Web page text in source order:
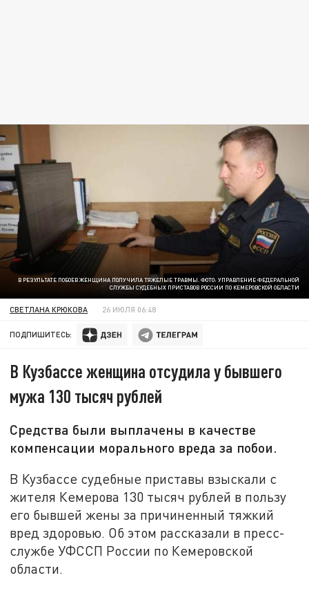
В РЕЗУЛЬТАТЕ ПОБОЕВ ЖЕНЩИНА ПОЛУЧИЛА ТЯЖЕЛЫЕ ТРАВМЫ. ФОТО: УПРАВЛЕНИЕ ФЕДЕРАЛЬНОЙ
СЛУЖБЫ СУДЕБНЫХ ПРИСТАВОВ РОССИИ ПО КЕМЕРОВСКОЙ ОБЛАСТИ
СВЕТЛАНА КРЮКОВА 26 ИЮЛЯ 06:48
ПОДПИШИТЕСЬ:
В Кузбассе женщина отсудила у бывшего
мужа 130 тысяч рублей
Средства были выплачены в качестве
компенсации морального вреда за побои.
В Кузбассе судебные приставы взыскали с
жителя Кемерова 130 тысяч рублей в пользу
его бывшей жены за причиненный тяжкий
вред здоровью. Об этом рассказали в пресс-
службе УФССП России по Кемеровской
области.